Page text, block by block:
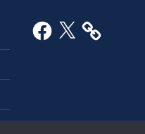
Facebook
X